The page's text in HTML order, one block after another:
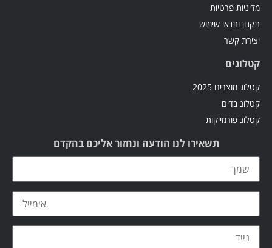
מדיניות פרטיות
תקנון ותנאי שימוש
יצירת קשר
קטלוגים
קטלוג מוצרים 2025
קטלוג בדים
קטלוג פורמייקות
תשאירו לנו הודעה ונחזור אליכם בהקדם